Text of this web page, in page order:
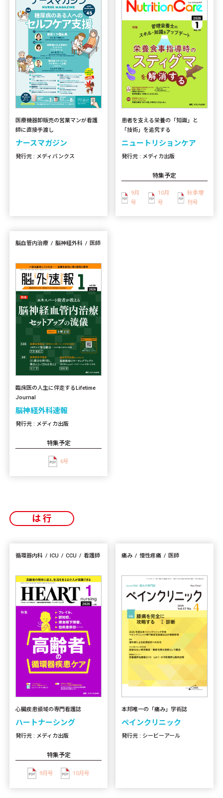
医療機器卸販売の営業マンが看護
師に直接手渡し
ナースマガジン
発行元 : メディバンクス
患者を支える栄養の「知識」と
「技術」を追究する
ニュートリションケア
発行元 : メディカ出版
特集予定
9月
号
10月
号
秋季増
刊号
脳血管内治療 脳神経外科 医師
臨床医の人生に伴走するLifetime
Journal
脳神経外科速報
発行元 : メディカ出版
特集予定
6号
は行
循環器内科 ICU CCU 看護師
心臓疾患領域の専門看護誌
ハートナーシング
発行元 : メディカ出版
特集予定
9月号 10月号
痛み 慢性疼痛 医師
本邦唯一の「痛み」学術誌
ペインクリニック
発行元 : シービーアール